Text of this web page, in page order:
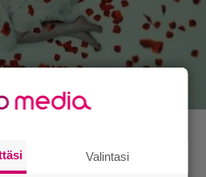
rytinällä –
julkiValintasi